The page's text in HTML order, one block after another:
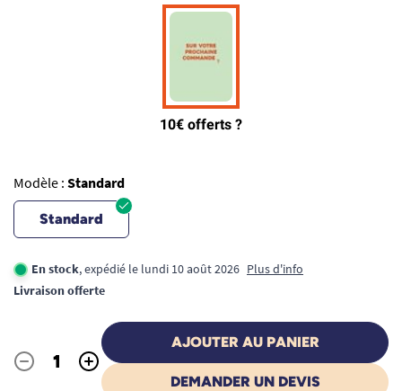
Modèle : Standard
Standard
En stock, expédié le lundi 10 août 2026 Plus d'info
Livraison offerte
Quantité
- +
AJOUTER AU PANIER
DEMANDER UN DEVIS